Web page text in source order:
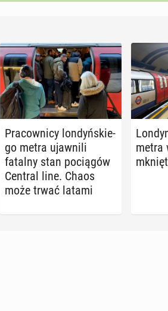
Pra­cow­ni­cy lon­dyń­skie­
go metra ujaw­ni­li
fatalny stan po­cią­gów
Central line. Chaos
może trwać latami
metra